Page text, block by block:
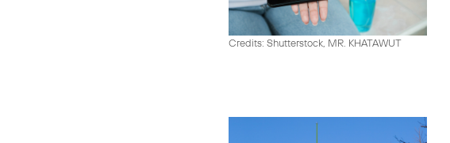
Credits: Shutterstock, MR. KHATAWUT